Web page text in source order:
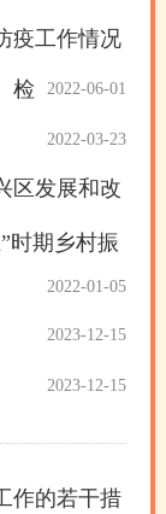
疫工作情况
2022-06-01
检
2022-03-23
区发展和改
时期乡村振
2022-01-05
2023-12-15
2023-12-15
作的若干措